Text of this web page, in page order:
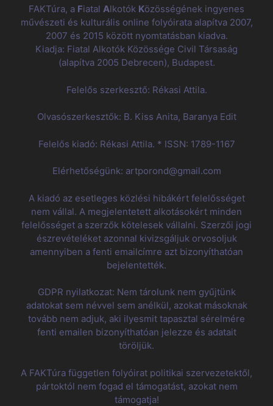
FAKTúra, a Fiatal Alkotók Közösségének ingyenes
művészeti és kulturális online folyóirata alapítva 2007,
2007 és 2015 között nyomtatásban kiadva.
Kiadja: Fiatal Alkotók Közössége Civil Társaság
(alapítva 2005 Debrecen), Budapest.
Felelős szerkesztő: Rékasi Attila.
Olvasószerkesztők: B. Kiss Anita, Baranya Edit
Felelős kiadó: Rékasi Attila. * ISSN: 1789-1167
Elérhetőségünk: artporond@gmail.com
A kiadó az esetleges közlési hibákért felelősséget
nem vállal. A megjelentetett alkotásokért minden
felelősséget a szerzők kötelesek vállalni. Szerzői jogi
észrevételéket azonnal kivizsgáljuk orvosoljuk
amennyiben a fenti emailcímre azt bizonyíthatóan
bejelentették.
GDPR nyilatkozat: Nem tárolunk nem gyűjtünk
adatokat sem névvel sem anélkül, azokat másoknak
tovább nem adjuk, aki ilyesmit tapasztal sérelmére
fenti emailen bizonyíthatóan jelezze és adatait
töröljük.
A FAKTúra független folyóirat politikai szervezetektől,
pártoktól nem fogad el támogatást, azokat nem
támogatja!